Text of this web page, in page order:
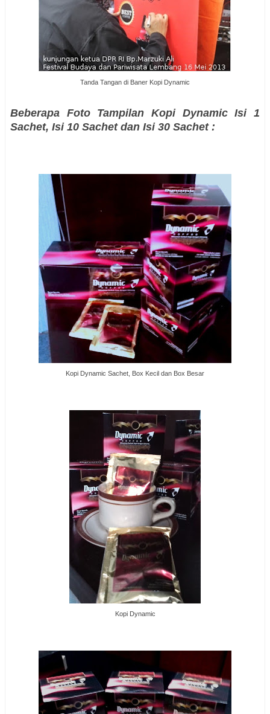
Tanda Tangan di Baner Kopi Dynamic
Beberapa Foto Tampilan Kopi Dynamic Isi 1
Sachet, Isi 10 Sachet dan Isi 30 Sachet :
Kopi Dynamic Sachet, Box Kecil dan Box Besar
Kopi Dynamic